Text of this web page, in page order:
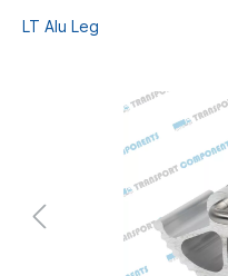
LT Alu Leg